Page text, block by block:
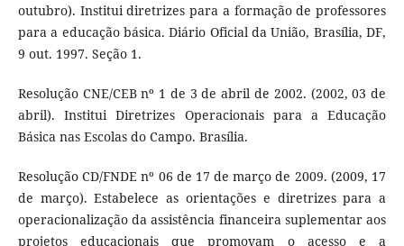
outubro). Institui diretrizes para a formação de professores
para a educação básica. Diário Oficial da União, Brasília, DF,
9 out. 1997. Seção 1.
Resolução CNE/CEB nº 1 de 3 de abril de 2002. (2002, 03 de
abril). Institui Diretrizes Operacionais para a Educação
Básica nas Escolas do Campo. Brasília.
Resolução CD/FNDE nº 06 de 17 de março de 2009. (2009, 17
de março). Estabelece as orientações e diretrizes para a
operacionalização da assistência financeira suplementar aos
projetos educacionais que promovam o acesso e a